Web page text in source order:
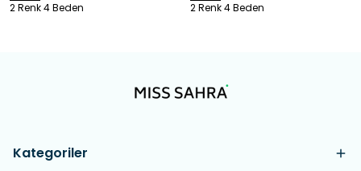
2 Renk 4 Beden 2 Renk 4 Beden
Kategoriler